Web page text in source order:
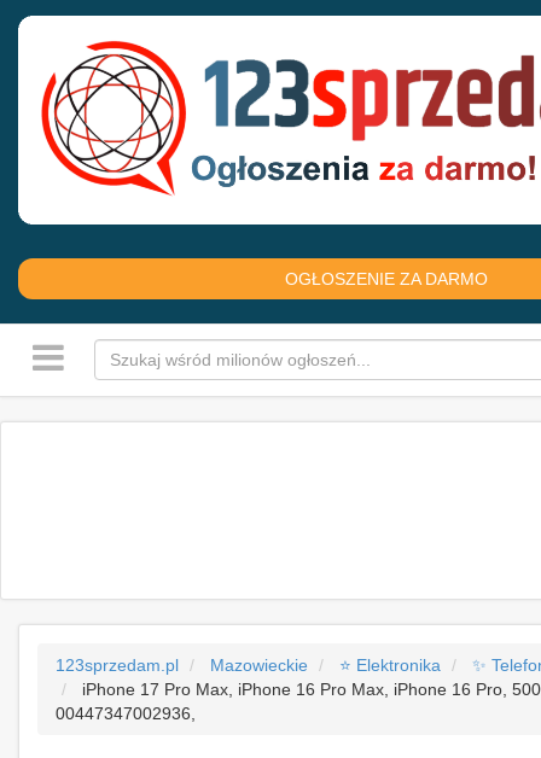
OGŁOSZENIE ZA DARMO
123sprzedam.pl Mazowieckie ⭐ Elektronika
✨
iPhone 17 Pro Max, iPhone 16 Pro Max, iPhone 16 Pro,
00447347002936,